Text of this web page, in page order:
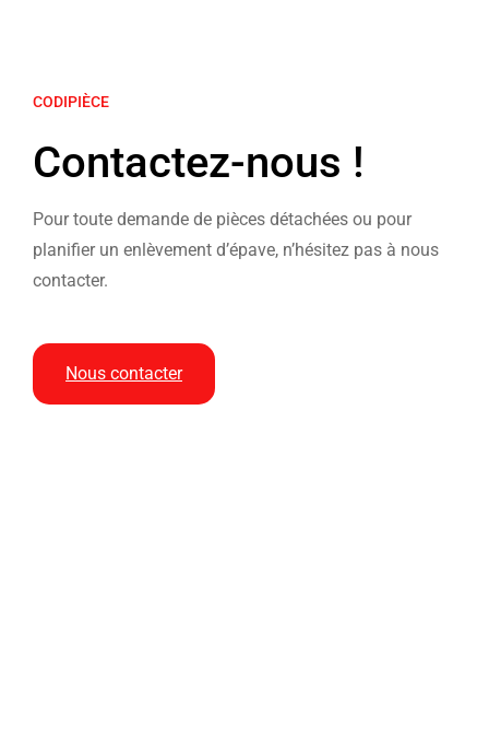
CODIPIÈCE
Contactez-nous !
Pour toute demande de pièces détachées ou pour
planifier un enlèvement d’épave, n’hésitez pas à nous
contacter.
Nous contacter